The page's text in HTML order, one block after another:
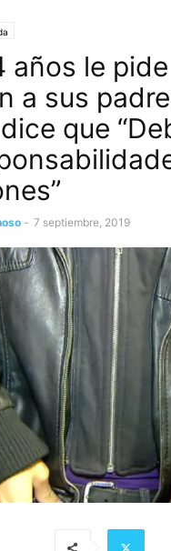
años le
a sus
que
- 7 septiembre, 2019